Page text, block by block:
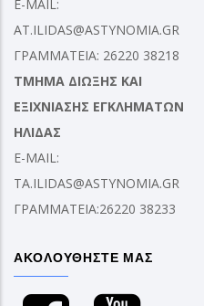
E-MAIL:
AT.ILIDAS@ASTYNOMIA.GR
ΓΡΑΜΜΑΤΕΙΑ: 26220 38218
ΤΜΗΜΑ ΔΙΩΞΗΣ ΚΑΙ
ΕΞΙΧΝΙΑΣΗΣ ΕΓΚΛΗΜΑΤΩΝ
ΗΛΙΔΑΣ
E-MAIL:
TA.ILIDAS@ASTYNOMIA.GR
ΓΡΑΜΜΑΤΕΙΑ:26220 38233
ΑΚΟΛΟΥΘΗΣΤΕ ΜΑΣ